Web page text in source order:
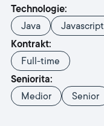
Technologie:
Java
Javascript
Kontrakt:
Full-time
Seniorita:
Medior
Senior